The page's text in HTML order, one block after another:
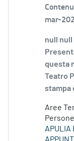
mar-
null null
questa
Teatro
stampa
Aree
APULIA